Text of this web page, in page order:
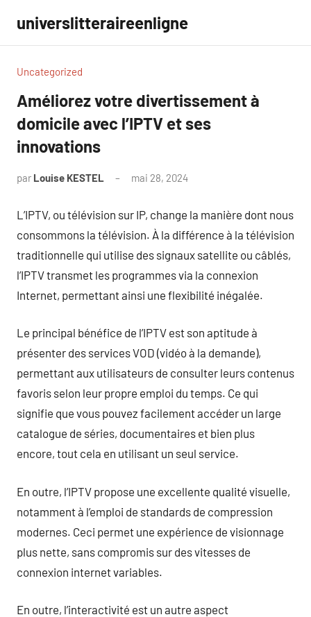
contenu
universlitteraireenligne
Uncategorized
Améliorez votre divertissement à
domicile avec l’IPTV et ses
innovations
par Louise KESTEL mai 28, 2024
L’IPTV, ou télévision sur IP, change la manière dont nous
consommons la télévision. À la différence à la télévision
traditionnelle qui utilise des signaux satellite ou câblés,
l’IPTV transmet les programmes via la connexion
Internet, permettant ainsi une flexibilité inégalée.
Le principal bénéfice de l’IPTV est son aptitude à
présenter des services VOD (vidéo à la demande),
permettant aux utilisateurs de consulter leurs contenus
favoris selon leur propre emploi du temps. Ce qui
signifie que vous pouvez facilement accéder un large
catalogue de séries, documentaires et bien plus
encore, tout cela en utilisant un seul service.
En outre, l’IPTV propose une excellente qualité visuelle,
notamment à l’emploi de standards de compression
modernes. Ceci permet une expérience de visionnage
plus nette, sans compromis sur des vitesses de
connexion internet variables.
En outre, l’interactivité est un autre aspect